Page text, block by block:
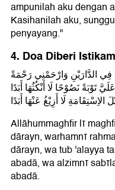
ampunilah aku dengan
Kasihanilah aku,
penyayang."
4. Doa Diberi
فِي الدَّارَيْنِ وَارْحَمْنِي رَحْمَةً
تَوْبَةً نَصُوْحًا لَا أَنْكُثُهَا أَبَدًا
لَا أَزِيْغُ عَنْهَا أَبَدًا
Allāhummaghfir lī
dārayn, warhamnī
dārayn, wa tub 'alayya
abadā, wa alzimnī
abadā.